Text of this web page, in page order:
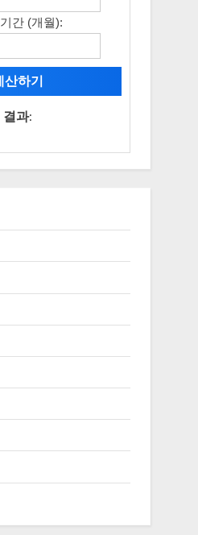
간 (개월):
산하기
결과: